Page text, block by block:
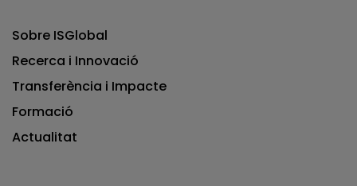
Sobre ISGlobal
Recerca i Innovació
Transferència i Impacte
Formació
Actualitat